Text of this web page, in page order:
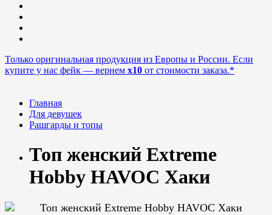
Только оригинальная продукция из Европы и России. Если
купите у нас фейк — вернем x10 от стоимости заказа.*
Главная
Для девушек
Рашгарды и топы
Топ женский Extreme
Hobby HAVOC Хаки